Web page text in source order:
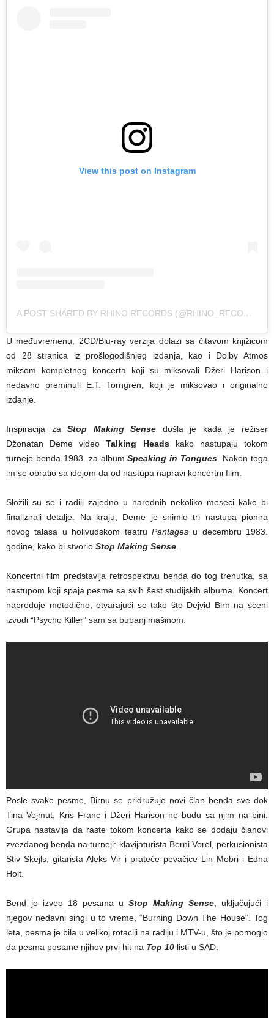
View this post on Instagram
A POST SHARED BY RHINO RECORDS (@RHINO_RECORDS)
U međuvremenu, 2CD/Blu-ray verzija dolazi sa čitavom knjižicom
od 28 stranica iz prošlogodišnjeg izdanja, kao i Dolby Atmos
miksom kompletnog koncerta koji su miksovali Džeri Harison i
nedavno preminuli E.T. Torngren, koji je miksovao i originalno
izdanje.
Inspiracija zaStop Making Sense došla je kada je režiser
Džonatan Deme videoTalking Headskako nastupaju tokom
turneje benda 1983. za albumSpeaking in Tongues . Nakon toga
im se obratio sa idejom da od nastupa napravi koncertni film.
Složili su se i radili zajedno u narednih nekoliko meseci kako bi
finalizirali detalje. Na kraju, Deme je snimio tri nastupa pionira
novog talasa u holivudskom teatru Pantagesu decembru 1983.
godine, kako bi stvorio Stop Making Sense
Koncertni film predstavlja retrospektivu benda do tog trenutka, sa
nastupom koji spaja pesme sa svih šest studijskih albuma. Koncert
napreduje metodično, otvarajući se tako što Dejvid Birn na sceni
izvodi “Psycho Killer” sam sa bubanj mašinom.
Posle svake pesme, Birnu se pridružuje novi član benda sve dok
Tina Vejmut, Kris Franc i Džeri Harison ne budu sa njim na bini.
Grupa nastavlja da raste tokom koncerta kako se dodaju članovi
zvezdanog benda na turneji: klavijaturista Berni Vorel, perkusionista
Stiv Skejls, gitarista Aleks Vir i prateće pevačice Lin Mebri i Edna
Holt.
Bend je izveo 18 pesama u Stop Making Sense, uključujući i
njegov nedavni singl u to vreme, “Burning Down The House“. Tog
leta, pesma je bila u velikoj rotaciji na radiju i MTV-u, što je pomoglo
da pesma postane njihov prvi hit na Top 10 listi u SAD.